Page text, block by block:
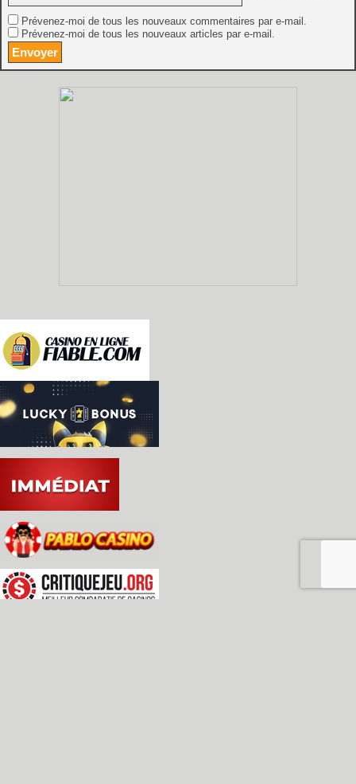
Prévenez-moi de tous les nouveaux commentaires par e-mail.
Prévenez-moi de tous les nouveaux articles par e-mail.